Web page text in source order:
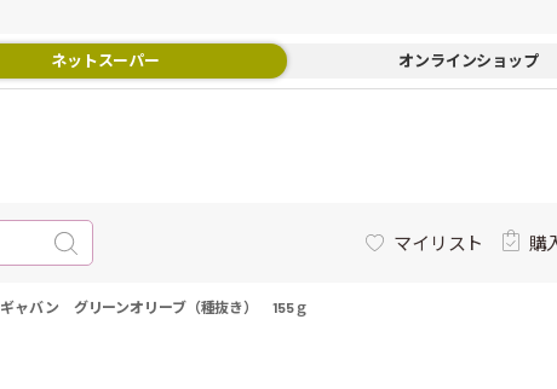
ネットスーパー オンラインショップ
マイリスト 購
ギャバン グリーンオリーブ（種抜き） 155ｇ